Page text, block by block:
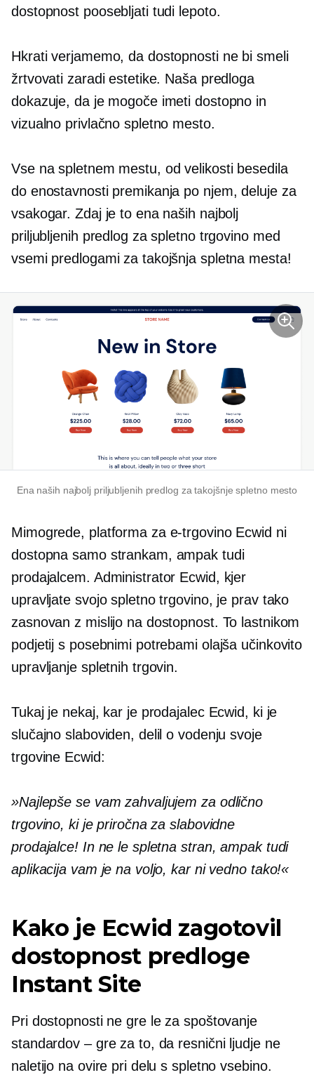
dostopnost poosebljati tudi lepoto.
Hkrati verjamemo, da dostopnosti ne bi smeli
žrtvovati zaradi estetike. Naša predloga
dokazuje, da je mogoče imeti dostopno in
vizualno privlačno spletno mesto.
Vse na spletnem mestu, od velikosti besedila
do enostavnosti premikanja po njem, deluje za
vsakogar. Zdaj je to ena naših najbolj
priljubljenih predlog za spletno trgovino med
vsemi predlogami za takojšnja spletna mesta!
Ena naših najbolj priljubljenih predlog za takojšnje spletno mesto
Mimogrede, platforma za e-trgovino Ecwid ni
dostopna samo strankam, ampak tudi
prodajalcem. Administrator Ecwid, kjer
upravljate svojo spletno trgovino, je prav tako
zasnovan z mislijo na dostopnost. To lastnikom
podjetij s posebnimi potrebami olajša učinkovito
upravljanje spletnih trgovin.
Tukaj je nekaj, kar je prodajalec Ecwid, ki je
slučajno slaboviden, delil o vodenju svoje
trgovine Ecwid:
»Najlepše se vam zahvaljujem za odlično
trgovino, ki je priročna za slabovidne
prodajalce! In ne le spletna stran, ampak tudi
aplikacija vam je na voljo, kar ni vedno tako!«
Kako je Ecwid zagotovil
dostopnost predloge
Instant Site
Pri dostopnosti ne gre le za spoštovanje
standardov – gre za to, da resnični ljudje ne
naletijo na ovire pri delu s spletno vsebino.